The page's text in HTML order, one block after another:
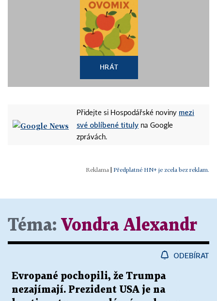
HRÁT
Přidejte si Hospodářské noviny mezi
své oblíbené tituly na Google
zprávách.
Předplatné HN+ je zcela bez reklam.
Téma: Vondra Alexandr
ODEBÍRAT
Evropané pochopili, že Trumpa
nezajímají. Prezident USA je na